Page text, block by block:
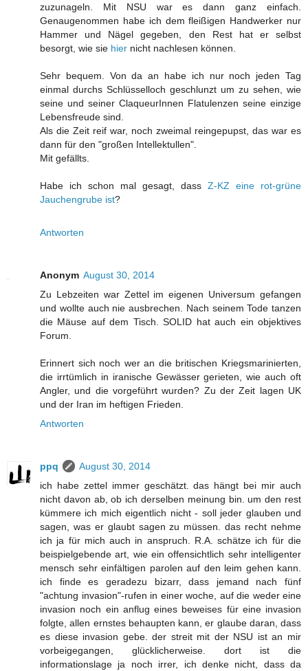
zuzunageln. Mit NSU war es dann ganz einfach.
Genaugenommen habe ich dem fleißigen Handwerker nur
Hammer und Nägel gegeben, den Rest hat er selbst
besorgt, wie sie hier nicht nachlesen können.
Sehr bequem. Von da an habe ich nur noch jeden Tag
einmal durchs Schlüsselloch geschlunzt um zu sehen, wie
seine und seiner ClaqueurInnen Flatulenzen seine einzige
Lebensfreude sind.
Als die Zeit reif war, noch zweimal reingepupst, das war es
dann für den "großen Intellektullen".
Mit gefällts.
Habe ich schon mal gesagt, dass Z-KZ eine rot-grüne
Jauchengrube ist?
Antworten
Anonym August 30, 2014
Zu Lebzeiten war Zettel im eigenen Universum gefangen
und wollte auch nie ausbrechen. Nach seinem Tode tanzen
die Mäuse auf dem Tisch. SOLID hat auch ein objektives
Forum.
Erinnert sich noch wer an die britischen Kriegsmarinierten,
die irrtümlich in iranische Gewässer gerieten, wie auch oft
Angler, und die vorgeführt wurden? Zu der Zeit lagen UK
und der Iran im heftigen Frieden.
Antworten
ppq
August 30, 2014
ich habe zettel immer geschätzt. das hängt bei mir auch
nicht davon ab, ob ich derselben meinung bin. um den rest
kümmere ich mich eigentlich nicht - soll jeder glauben und
sagen, was er glaubt sagen zu müssen. das recht nehme
ich ja für mich auch in anspruch. R.A. schätze ich für die
beispielgebende art, wie ein offensichtlich sehr intelligenter
mensch sehr einfältigen parolen auf den leim gehen kann.
ich finde es geradezu bizarr, dass jemand nach fünf
"achtung invasion"-rufen in einer woche, auf die weder eine
invasion noch ein anflug eines beweises für eine invasion
folgte, allen ernstes behaupten kann, er glaube daran, dass
es diese invasion gebe. der streit mit der NSU ist an mir
vorbeigegangen, glücklicherweise. dort ist die
informationslage ja noch irrer, ich denke nicht, dass da